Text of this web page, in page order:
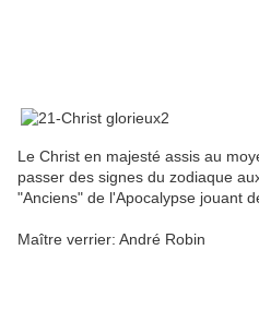
Le Christ en majesté assis au
passer des signes du zodiaque
"Anciens" de l'Apocalypse jouant
Maître verrier: André Robin